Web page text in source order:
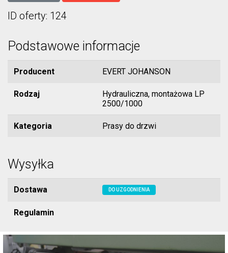
ID oferty: 124
Podstawowe informacje
Producent EVERT JOHANSON
Rodzaj
Hydrauliczna, montażowa LP
2500/1000
Kategoria Prasy do drzwi
Wysyłka
Dostawa DO UZGODNIENIA
Regulamin